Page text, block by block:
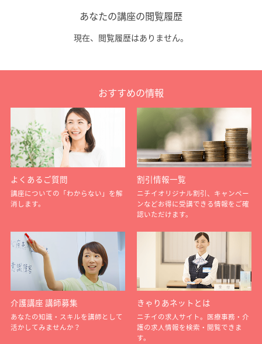
あなたの講座の閲覧履歴
現在、閲覧履歴はありません。
おすすめの情報
よくあるご質問
講座についての「わからない」を解
消します。
割引情報一覧
ニチイオリジナル割引、キャンペー
ンなどお得に受講できる情報をご確
認いただけます。
介護講座 講師募集
あなたの知識・スキルを講師として
活かしてみませんか？
きゃりあネットとは
ニチイの求人サイト。医療事務・介
護の求人情報を検索・閲覧できま
す。